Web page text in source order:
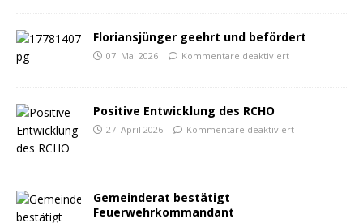
Floriansjünger geehrt und befördert
07. Mai 2026 Kommentare deaktiviert
Positive Entwicklung des RCHO
27. April 2026 Kommentare deaktiviert
Gemeinderat bestätigt
Feuerwehrkommandant